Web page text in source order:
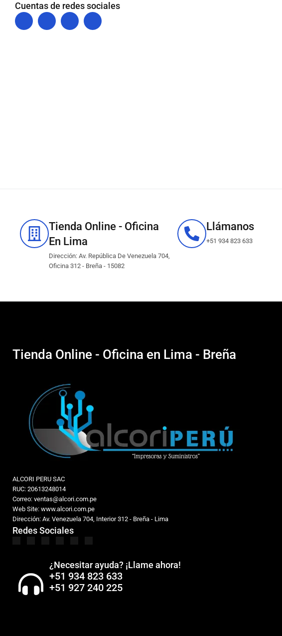
Cuentas de redes sociales
Tienda Online - Oficina
En Lima
Dirección: Av. República De Venezuela 704,
Oficina 312 - Breña - 15082
Llámanos
+51 934 823 633
Tienda Online - Oficina en Lima - Breña
ALCORI PERU SAC
RUC: 20613248014
Correo: ventas@alcori.com.pe
Web Site: www.alcori.com.pe
Dirección: Av. Venezuela 704, Interior 312 - Breña - Lima
Redes Sociales
¿Necesitar ayuda? ¡Llame ahora!
+51 934 823 633
+51 927 240 225